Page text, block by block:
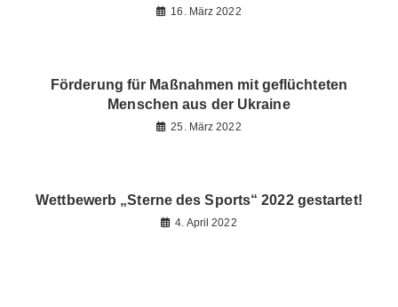
16. März 2022
Förderung für Maßnahmen mit geflüchteten
Menschen aus der Ukraine
25. März 2022
Wettbewerb „Sterne des Sports“ 2022 gestartet!
4. April 2022